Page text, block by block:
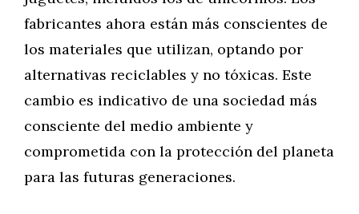
fabricantes ahora están más conscientes de
los materiales que utilizan, optando por
alternativas reciclables y no tóxicas. Este
cambio es indicativo de una sociedad más
consciente del medio ambiente y
comprometida con la protección del planeta
para las futuras generaciones.